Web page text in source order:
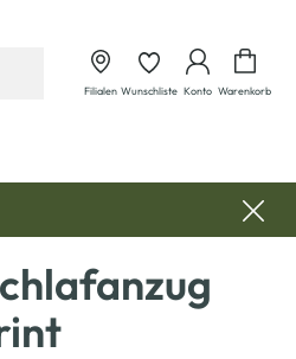
Filialen Wunschliste Konto Warenkorb